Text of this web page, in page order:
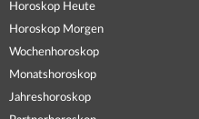
Horoskop Heute
Horoskop Morgen
Wochenhoroskop
Monatshoroskop
Jahreshoroskop